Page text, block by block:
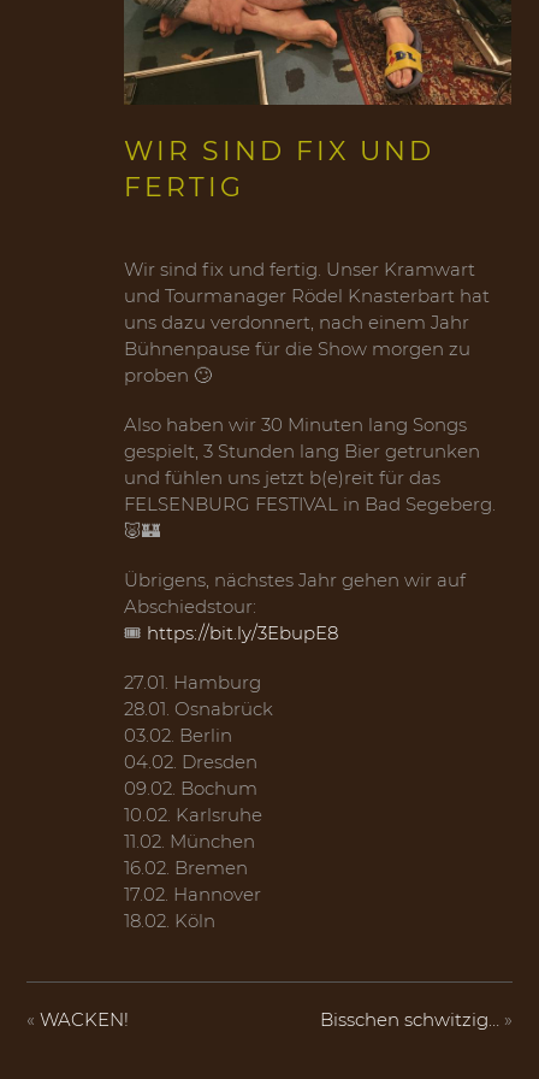
WIR SIND FIX UND
FERTIG
Wir sind fix und fertig. Unser Kramwart
und Tourmanager Rödel Knasterbart hat
uns dazu verdonnert, nach einem Jahr
Bühnenpause für die Show morgen zu
proben 🙄
Also haben wir 30 Minuten lang Songs
gespielt, 3 Stunden lang Bier getrunken
und fühlen uns jetzt b(e)reit für das
FELSENBURG FESTIVAL in Bad Segeberg.
🐷🏰
Übrigens, nächstes Jahr gehen wir auf
Abschiedstour:
🎟️ https://bit.ly/3EbupE8
27.01. Hamburg
28.01. Osnabrück
03.02. Berlin
04.02. Dresden
09.02. Bochum
10.02. Karlsruhe
11.02. München
16.02. Bremen
17.02. Hannover
18.02. Köln
«WACKEN! Bisschen schwitzig…»